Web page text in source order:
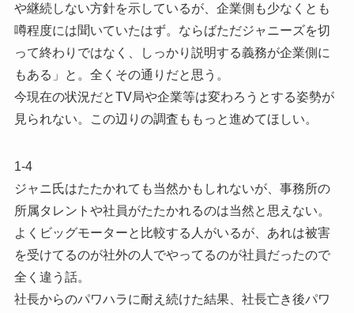
や継続しない方針を示しているが、企業側も少なくとも
噂程度には聞いていたはず。ならばただジャニーズを切
って終わりではなく、しっかり説明する義務が企業側に
もある」と。全くその通りだと思う。
今現在の状況だとTV局や企業等は変わろうとする姿勢が
見られない。この辺りの調査ももっと進めてほしい。
1-4
ジャニ氏はたたかれても当然かもしれないが、事務所の
所属タレントや社員がたたかれるのは当然と思えない。
よくビッグモーターと比較する人がいるが、あれは被害
を受けてるのが社外の人でやってるのが社員だったので
全く違う話。
社長からのパワハラに耐え続けた結果、社長亡き後パワ